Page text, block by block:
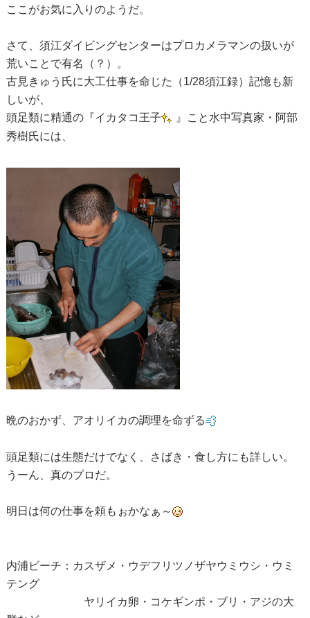
ここがお気に入りのようだ。
さて、須江ダイビングセンターはプロカメラマンの扱いが
荒いことで有名（？）。
古見きゅう氏に大工仕事を命じた（1/28須江録）記憶も新
しいが、
頭足類に精通の『イカタコ王子
』こと水中写真家・阿部
秀樹氏には、
晩のおかず、アオリイカの調理を命ずる
頭足類には生態だけでなく、さばき・食し方にも詳しい。
うーん、真のプロだ。
明日は何の仕事を頼もぉかなぁ～
内浦ビーチ：カスザメ・ウデフリツノザヤウミウシ・ウミ
テング
ヤリイカ卵・コケギンポ・ブリ・アジの大